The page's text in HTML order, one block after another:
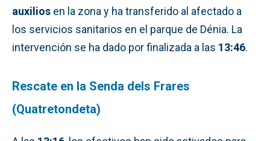
auxilios en la zona y ha transferido al afectado a
los servicios sanitarios en el parque de Dénia. La
intervención se ha dado por finalizada a las 13:46.
Rescate en la Senda dels Frares
(Quatretondeta)